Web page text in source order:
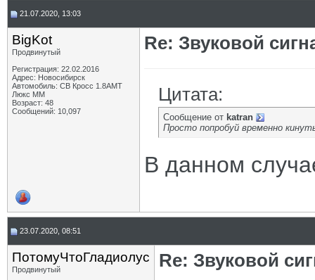
21.07.2020, 13:03
BigKot
Продвинутый
Регистрация: 22.02.2016
Адрес: Новосибирск
Автомобиль: СВ Кросс 1.8АМТ
Люкс ММ
Возраст: 48
Сообщений: 10,097
Re: Звуковой
Цитата:
Сообщение от katran
Просто попробуй временно
В данном
23.07.2020, 08:51
ПотомуЧтоГладиолус
Продвинутый Re: Звуковой